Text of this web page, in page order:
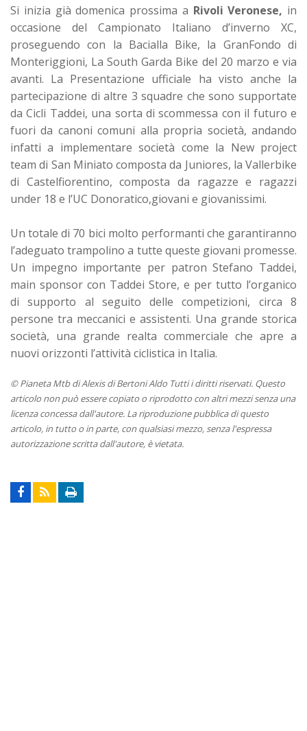
Si inizia già domenica prossima a Rivoli Veronese, in
occasione del Campionato Italiano d’inverno XC,
proseguendo con la Bacialla Bike, la GranFondo di
Monteriggioni, La South Garda Bike del 20 marzo e via
avanti. La Presentazione ufficiale ha visto anche la
partecipazione di altre 3 squadre che sono supportate
da Cicli Taddei, una sorta di scommessa con il futuro e
fuori da canoni comuni alla propria società, andando
infatti a implementare società come la New project
team di San Miniato composta da Juniores, la Vallerbike
di Castelfiorentino, composta da ragazze e ragazzi
under 18 e l’UC Donoratico,giovani e giovanissimi.
Un totale di 70 bici molto performanti che garantiranno
l’adeguato trampolino a tutte queste giovani promesse.
Un impegno importante per patron Stefano Taddei,
main sponsor con Taddei Store, e per tutto l’organico
di supporto al seguito delle competizioni, circa 8
persone tra meccanici e assistenti. Una grande storica
società, una grande realta commerciale che apre a
nuovi orizzonti l’attività ciclistica in Italia.
© Pianeta Mtb di Alexis di Bertoni Aldo Tutti i diritti riservati. Questo
articolo non può essere copiato o riprodotto con altri mezzi senza una
licenza concessa dall'autore. La riproduzione pubblica di questo
articolo, in tutto o in parte, con qualsiasi mezzo, senza l'espressa
autorizzazione scritta dall'autore, è vietata.